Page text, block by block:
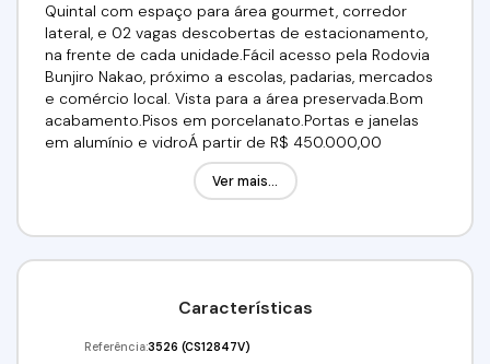
Quintal com espaço para área gourmet, corredor
lateral, e 02 vagas descobertas de estacionamento,
na frente de cada unidade.Fácil acesso pela Rodovia
Bunjiro Nakao, próximo a escolas, padarias, mercados
e comércio local. Vista para a área preservada.Bom
acabamento.Pisos em porcelanato.Portas e janelas
em alumínio e vidroÁ partir de R$ 450.000,00
Documentao ok, Aceita financiamento bancário! Utilize
seu FGTS!Agende ja sua visita !(11) 95332-7355 / (11)
Ver mais...
Características
Referência:3526 (CS12847V)